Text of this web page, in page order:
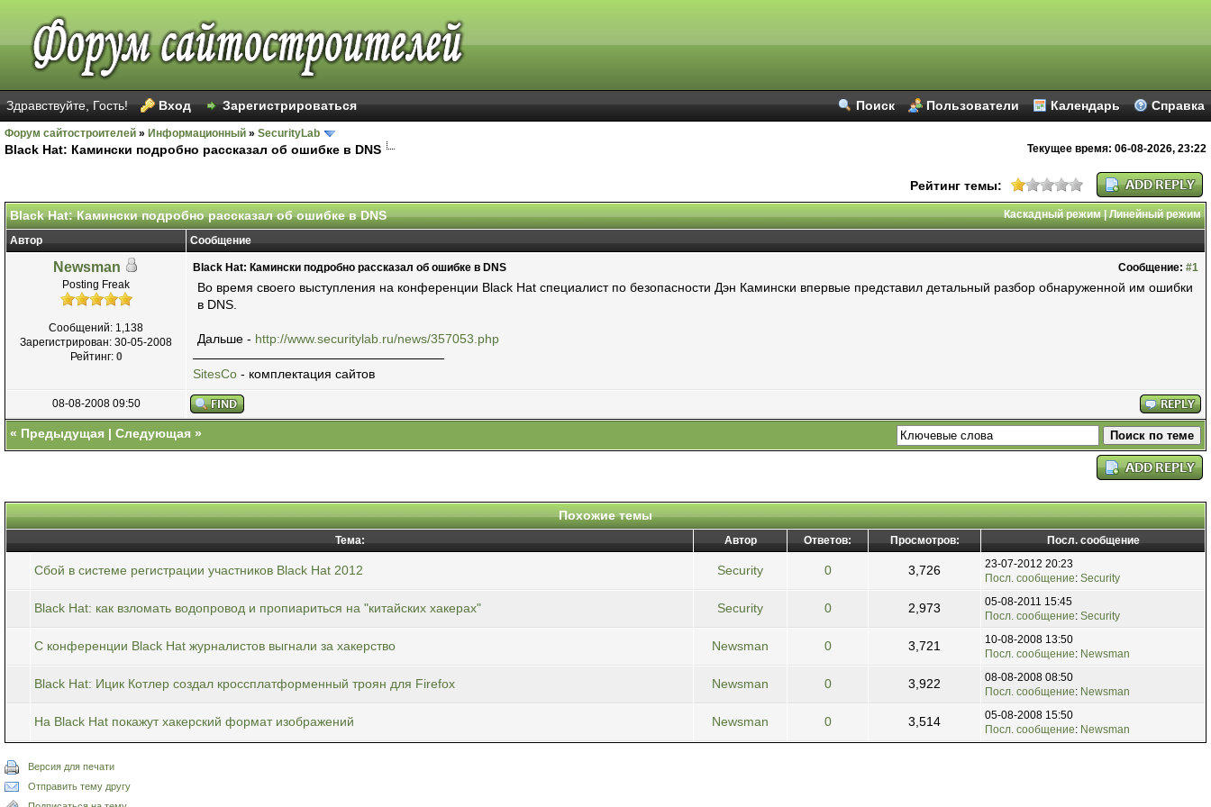
Поиск Пользователи Календарь Справка
Здравствуйте, Гость! Вход Зарегистрироваться
Форум сайтостроителей » Информационный » SecurityLab
Black Hat: Камински подробно рассказал об ошибке в DNS Текущее время: 06-08-2026, 23:22
Рейтинг темы:
Каскадный режим|Линейный режим
Black Hat: Камински подробно рассказал об ошибке в DNS
Автор Сообщение
Newsman
Posting Freak
Сообщений: 1,138
Зарегистрирован: 30-05-2008
Рейтинг: 0
Сообщение: #1
Black Hat: Камински подробно рассказал об ошибке в DNS
Во время своего выступления на конференции Black Hat специалист по безопасности Дэн Камински впервые представил детальный разбор обнаруженной им ошибки
в DNS.
Дальше - http://www.securitylab.ru/news/357053.php
SitesCo - комплектация сайтов
08-08-2008 09:50
« Предыдущая | Следующая »
Похожие темы
Тема: Автор Ответов: Просмотров: Посл. сообщение
Сбой в системе регистрации участников Black Hat 2012 Security 0 3,726
23-07-2012 20:23
Посл. сообщение: Security
Black Hat: как взломать водопровод и пропиариться на "китайских хакерах" Security 0 2,973
05-08-2011 15:45
Посл. сообщение: Security
C конференции Black Hat журналистов выгнали за хакерство Newsman 0 3,721
10-08-2008 13:50
Посл. сообщение: Newsman
Black Hat: Ицик Котлер создал кроссплатформенный троян для Firefox Newsman 0 3,922
08-08-2008 08:50
Посл. сообщение: Newsman
На Black Hat покажут хакерский формат изображений Newsman 0 3,514
05-08-2008 15:50
Посл. сообщение: Newsman
Версия для печати
Отправить тему другу